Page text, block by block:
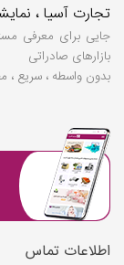
تجارت آسیا ،
جایی برای معرفی
بازارهای صادراتی
بدون واسطه ، سریع ،
اطلاعات تماس